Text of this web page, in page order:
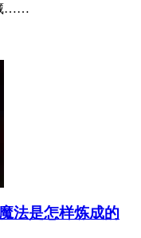
……
法是怎样炼成的